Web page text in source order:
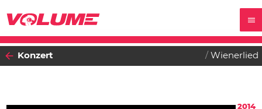
Konzert Wienerlied
2014